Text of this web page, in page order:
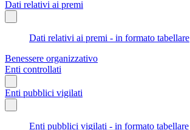
Dati relativi ai premi
Dati relativi ai premi - in formato tabellare
Benessere organizzativo
Enti controllati
Enti pubblici vigilati
Enti pubblici vigilati - in formato tabellare